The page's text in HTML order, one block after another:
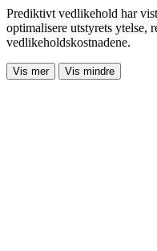
Prediktivt vedlikehold har
optimalisere utstyrets ytelse,
vedlikeholdskostnadene.
Vis mer Vis mindre